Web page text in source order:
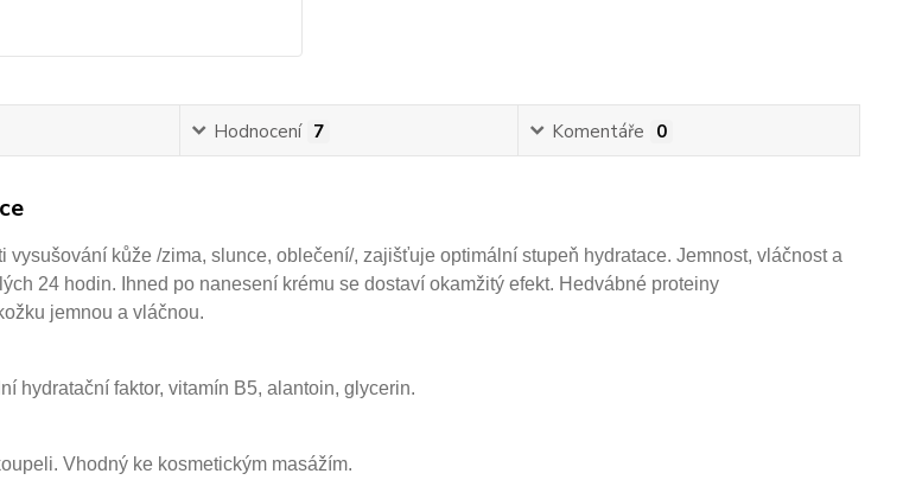
Hodnocení 7 Komentáře 0
vysušování kůže /zima, slunce, oblečení/, zajišťuje optimální stupeň hydratace. Jemnost, vláčnosta
24 hodin. Ihned po nanesení krému se dostaví okamžitý efekt. Hedvábné proteiny
jemnou a vláčnou.
hydratační faktor, vitamín B5, alantoin, glycerin.
Vhodný ke kosmetickým masážím.